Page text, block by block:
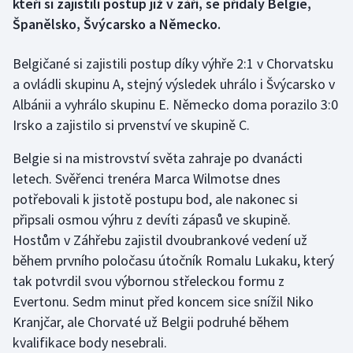
Dostihy
Futsal
Golf
Gymnastika
Házená
Jezdectví
Judo
Krasobruslení
kteří si zajistili postup již v září, se přidaly Belgie,
Španělsko, Švýcarsko a Německo.
Belgičané si zajistili postup díky výhře 2:1 v Chorvatsku
a ovládli skupinu A, stejný výsledek uhrálo i Švýcarsko v
Albánii a vyhrálo skupinu E. Německo doma porazilo 3:0
Irsko a zajistilo si prvenství ve skupině C.
Belgie si na mistrovství světa zahraje po dvanácti
letech. Svěřenci trenéra Marca Wilmotse dnes
potřebovali k jistotě postupu bod, ale nakonec si
připsali osmou výhru z devíti zápasů ve skupině.
Hostům v Záhřebu zajistil dvoubrankové vedení už
během prvního poločasu útočník Romalu Lukaku, který
tak potvrdil svou výbornou střeleckou formu z
Evertonu. Sedm minut před koncem sice snížil Niko
Kranjčar, ale Chorvaté už Belgii podruhé během
kvalifikace body nesebrali.